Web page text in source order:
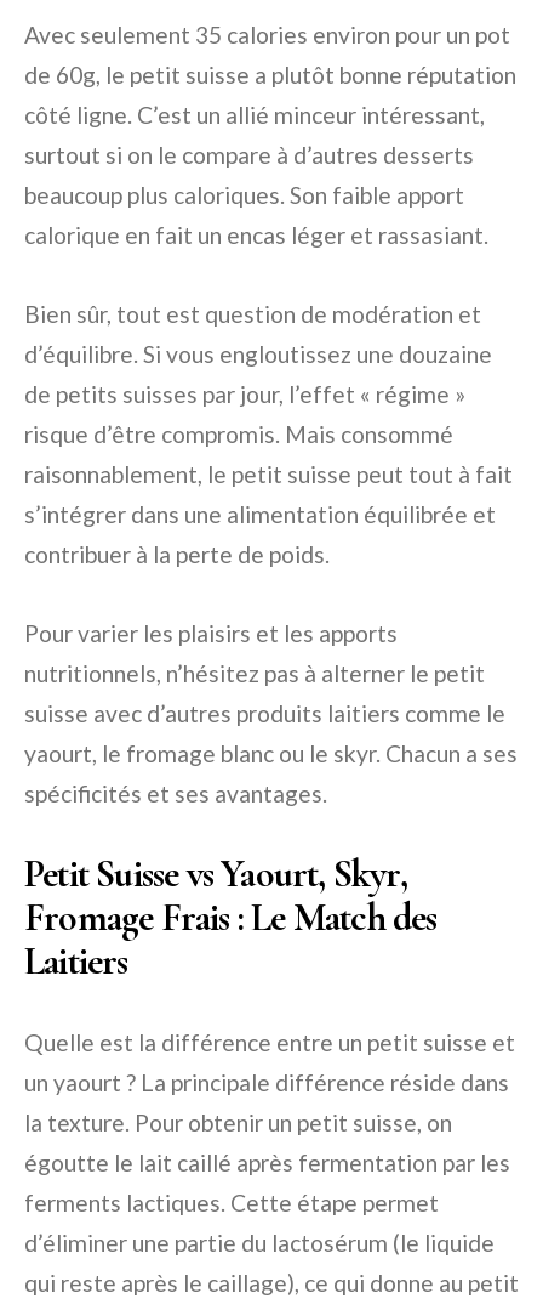
Avec seulement 35 calories environ pour un pot
de 60g, le petit suisse a plutôt bonne réputation
côté ligne. C’est un allié minceur intéressant,
surtout si on le compare à d’autres desserts
beaucoup plus caloriques. Son faible apport
calorique en fait un encas léger et rassasiant.
Bien sûr, tout est question de modération et
d’équilibre. Si vous engloutissez une douzaine
de petits suisses par jour, l’effet « régime »
risque d’être compromis. Mais consommé
raisonnablement, le petit suisse peut tout à fait
s’intégrer dans une alimentation équilibrée et
contribuer à la perte de poids.
Pour varier les plaisirs et les apports
nutritionnels, n’hésitez pas à alterner le petit
suisse avec d’autres produits laitiers comme le
yaourt, le fromage blanc ou le skyr. Chacun a ses
spécificités et ses avantages.
Petit Suisse vs Yaourt, Skyr,
Fromage Frais : Le Match des
Laitiers
Quelle est la différence entre un petit suisse et
un yaourt ? La principale différence réside dans
la texture. Pour obtenir un petit suisse, on
égoutte le lait caillé après fermentation par les
ferments lactiques. Cette étape permet
d’éliminer une partie du lactosérum (le liquide
qui reste après le caillage), ce qui donne au petit